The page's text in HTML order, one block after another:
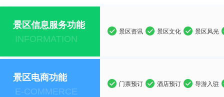
景区信息服务功能
INFORMATION
景区资讯 景区文化 景区风光
景区电商功能
E-COMMERCE
门票预订 酒店预订 导游入驻